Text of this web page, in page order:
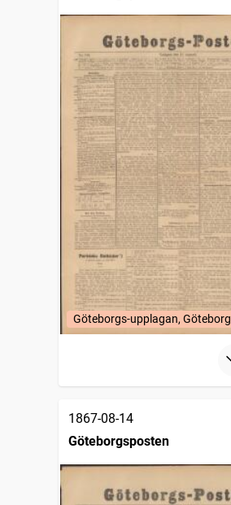
Göteborgs-upplagan, Göteborg
1867-08-14
Göteborgsposten